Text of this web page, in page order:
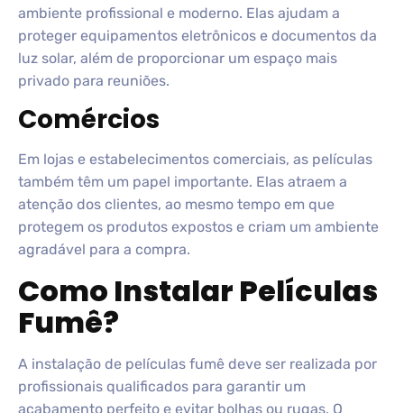
ambiente profissional e moderno. Elas ajudam a
proteger equipamentos eletrônicos e documentos da
luz solar, além de proporcionar um espaço mais
privado para reuniões.
Comércios
Em lojas e estabelecimentos comerciais, as películas
também têm um papel importante. Elas atraem a
atenção dos clientes, ao mesmo tempo em que
protegem os produtos expostos e criam um ambiente
agradável para a compra.
Como Instalar Películas
Fumê?
A instalação de películas fumê deve ser realizada por
profissionais qualificados para garantir um
acabamento perfeito e evitar bolhas ou rugas. O